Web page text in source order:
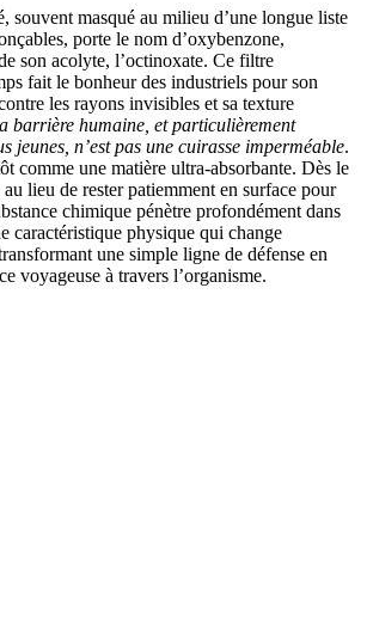
souvent masqué au milieu d’une longue liste
porte le nom d’oxybenzone,
son acolyte, l’octinoxate. Ce filtre
fait le bonheur des industriels pour son
les rayons invisibles et sa texture
barrière humaine, et particulièrement
jeunes, n’est pas une cuirasse imperméable.
comme une matière ultra-absorbante. Dès le
au lieu de rester patiemment en surface pour
chimique pénètre profondément dans
caractéristique physique qui change
une simple ligne de défense en
voyageuse à travers l’organisme.